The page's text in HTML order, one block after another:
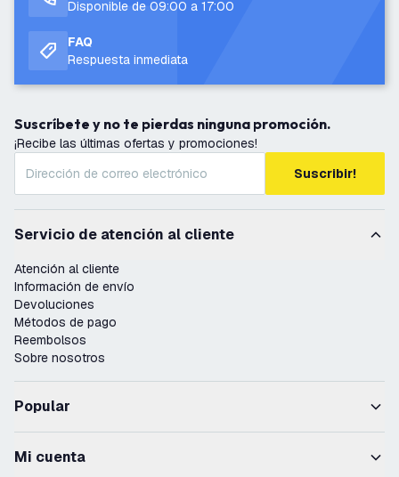
Disponible de 09:00 a 17:00
FAQ
Respuesta inmediata
Suscríbete y no te pierdas ninguna promoción.
¡Recibe las últimas ofertas y promociones!
Suscribir!
Servicio de atención al cliente
Atención al cliente
Información de envío
Devoluciones
Métodos de pago
Reembolsos
Sobre nosotros
Popular
Mi cuenta